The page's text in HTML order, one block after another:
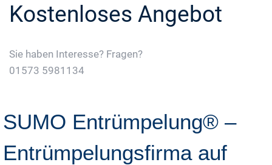
Kostenloses Angebot
Sie haben Interesse? Fragen?
01573 5981134
SUMO Entrümpelung® –
Entrümpelungsfirma auf